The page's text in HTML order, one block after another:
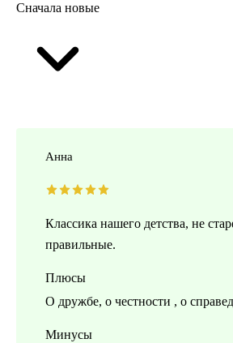
Сначала новые
Анна
Классика нашего детства, не
правильные.
Плюсы
О дружбе, о честности , о
Минусы